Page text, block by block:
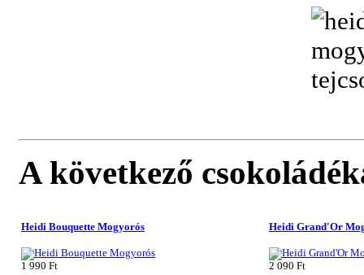
A következő
Heidi Bouquette Mogyorós
1 990 Ft
Heidi Grand'Or
2 090 Ft